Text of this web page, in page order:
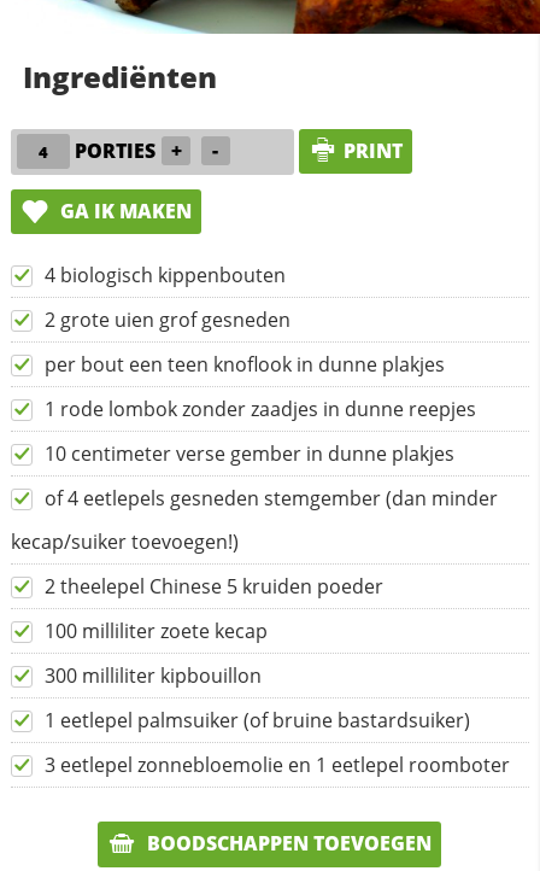
Ingrediënten
PORTIES + - PRINT
GA IK MAKEN
4 biologisch kippenbouten
2 grote uien grof gesneden
per bout een teen knoflook in dunne plakjes
1 rode lombok zonder zaadjes in dunne reepjes
10 centimeter verse gember in dunne plakjes
of 4 eetlepels gesneden stemgember (dan minder
kecap/suiker toevoegen!)
2 theelepel Chinese 5 kruiden poeder
100 milliliter zoete kecap
300 milliliter kipbouillon
1 eetlepel palmsuiker (of bruine bastardsuiker)
3 eetlepel zonnebloemolie en 1 eetlepel roomboter
BOODSCHAPPEN TOEVOEGEN